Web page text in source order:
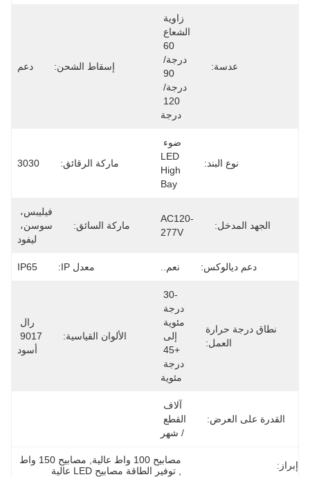
عدسة:
درجة
إسقاط الشحن: دعم
نوع البند:
LED
High
Bay
ماركة الرقائق: 3030
الجهد المدخل:
AC120-
277V
ماركة السائق:
ليفود
دعم ديالوكس: نعم.. معدل IP: IP65
نطاق درجة حرارة
العمل:
مئوية
الألوان القياسية:
أسود
القدرة على العرض:
/ شهر
إبراز: مصابيح 100 واط عالية
مصابيح 150 واط
, توفير الطاقة مصابيح LED عالية